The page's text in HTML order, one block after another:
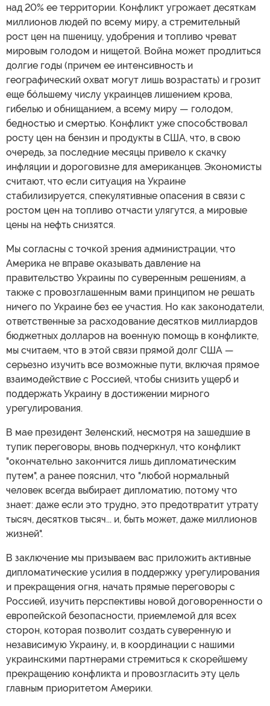
над 20% ее территории. Конфликт угрожает десяткам
миллионов людей по всему миру, а стремительный
рост цен на пшеницу, удобрения и топливо чреват
мировым голодом и нищетой. Война может продлиться
долгие годы (причем ее интенсивность и
географический охват могут лишь возрастать) и грозит
еще бóльшему числу украинцев лишением крова,
гибелью и обнищанием, а всему миру — голодом,
бедностью и смертью. Конфликт уже способствовал
росту цен на бензин и продукты в США, что, в свою
очередь, за последние месяцы привело к скачку
инфляции и дороговизне для американцев. Экономисты
считают, что если ситуация на Украине
стабилизируется, спекулятивные опасения в связи с
ростом цен на топливо отчасти улягутся, а мировые
цены на нефть снизятся.
Мы согласны с точкой зрения администрации, что
Америка не вправе оказывать давление на
правительство Украины по суверенным решениям, а
также с провозглашенным вами принципом не решать
ничего по Украине без ее участия. Но как законодатели,
ответственные за расходование десятков миллиардов
бюджетных долларов на военную помощь в конфликте,
мы считаем, что в этой связи прямой долг США —
серьезно изучить все возможные пути, включая прямое
взаимодействие с Россией, чтобы снизить ущерб и
поддержать Украину в достижении мирного
урегулирования.
В мае президент Зеленский, несмотря на зашедшие в
тупик переговоры, вновь подчеркнул, что конфликт
"окончательно закончится лишь дипломатическим
путем", а ранее пояснил, что "любой нормальный
человек всегда выбирает дипломатию, потому что
знает: даже если это трудно, это предотвратит утрату
тысяч, десятков тысяч... и, быть может, даже миллионов
жизней".
В заключение мы призываем вас приложить активные
дипломатические усилия в поддержку урегулирования
и прекращения огня, начать прямые переговоры с
Россией, изучить перспективы новой договоренности о
европейской безопасности, приемлемой для всех
сторон, которая позволит создать суверенную и
независимую Украину, и, в координации с нашими
украинскими партнерами стремиться к скорейшему
прекращению конфликта и провозгласить эту цель
главным приоритетом Америки.